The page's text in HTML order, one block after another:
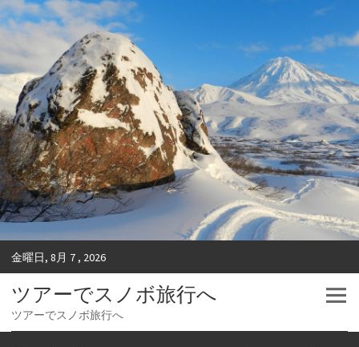
金曜日, 8月 7 , 2026
ツアーでスノボ旅行へ
ツアーでスノボ旅行へ